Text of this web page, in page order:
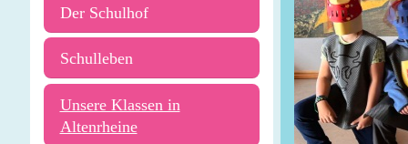
Der Schulhof
Schulleben
Unsere Klassen in
Altenrheine